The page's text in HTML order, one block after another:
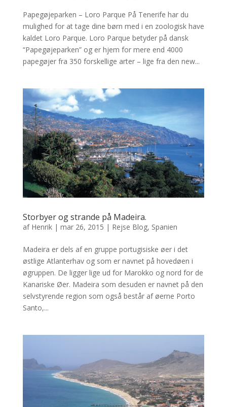
Papegøjeparken – Loro Parque På Tenerife har du
mulighed for at tage dine børn med i en zoologisk have
kaldet Loro Parque. Loro Parque betyder på dansk
“Papegøjeparken” og er hjem for mere end 4000
papegøjer fra 350 forskellige arter – lige fra den new...
Storbyer og strande på Madeira.
af Henrik| mar 26, 2015 | Rejse Blog, Spanien
Madeira er dels af en gruppe portugisiske øer i det
østlige Atlanterhav og som er navnet på hovedøen i
øgruppen. De ligger lige ud for Marokko og nord for de
Kanariske Øer. Madeira som desuden er navnet på den
selvstyrende region som også består af øerne Porto
Santo,...